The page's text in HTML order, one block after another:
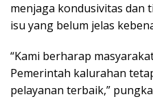
menjaga kondusivitas dan
isu yang belum jelas
“Kami berharap
Pemerintah kalurahan
pelayanan terbaik,”